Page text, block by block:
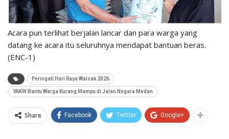
Acara pun terlihat berjalan lancar dan para warga yang
datang ke acara itu seluruhnya mendapat bantuan beras.
(ENC-1)
Peringati Hari Raya Waisak 2026
YAKIN Bantu Warga Kurang Mampu di Jalan Negara Medan
Share Facebook Twitter Google+